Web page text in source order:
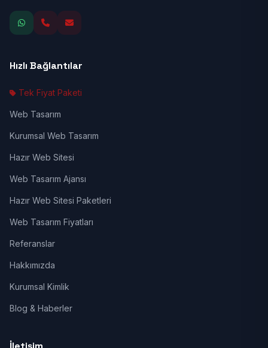
Hızlı Bağlantılar
Tek Fiyat Paketi
Web Tasarım
Kurumsal Web Tasarım
Hazır Web Sitesi
Web Tasarım Ajansı
Hazır Web Sitesi Paketleri
Web Tasarım Fiyatları
Referanslar
Hakkımızda
Kurumsal Kimlik
Blog & Haberler